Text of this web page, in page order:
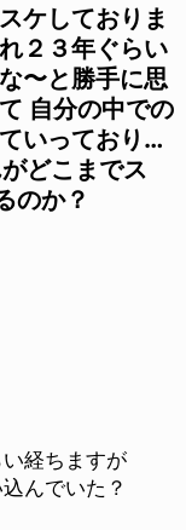
ケしておりま
２３年ぐらい
〜と勝手に思
自分の中での
いっており…
どこまでス
のか？
経ちますが
んでいた？